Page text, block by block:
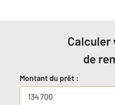
Calculer
de
Montant du prêt :